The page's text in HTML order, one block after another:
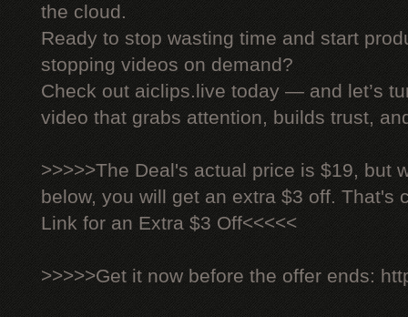
the cloud.
Ready to stop wasting time and start
stopping videos on demand?
Check out aiclips.live today — and let’s
video that grabs attention, builds trust,
>>>>>The Deal's actual price is $19, but
below, you will get an extra $3 off. That's
Link for an Extra $3 Off<<<<<
>>>>>Get it now before the offer ends: